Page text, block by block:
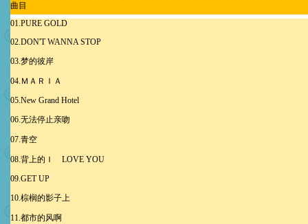
曲目
01.PURE GOLD
02.DON'T WANNA STOP
03.梦的彼岸
04.ＭＡＲＩＡ
05.New Grand Hotel
06.无法停止亲吻
07.青空
08.背上的Ｉ LOVE YOU
09.GET UP
10.棕榈的影子上
11.都市的风啊